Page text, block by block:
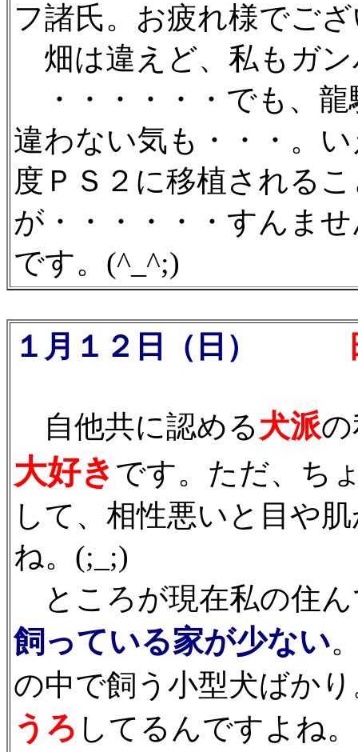
フ諸氏。お疲れ様でご
畑は違えど、私もガン
・・・・・・でも、龍
違わない気も・・・。
度ＰＳ２に移植される
が・・・・・・すんま
です。(^_^;)
１月１２日（日） 日
自他共に認める犬派
大好き です。ただ、ち
して、相性悪いと目や
ね。(;_;)
ところが現在私の住
飼っている家が少ない
の中で飼う小型犬ばか
うろ してるんですよね。